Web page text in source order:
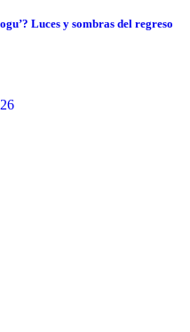
Luces y sombras del regreso